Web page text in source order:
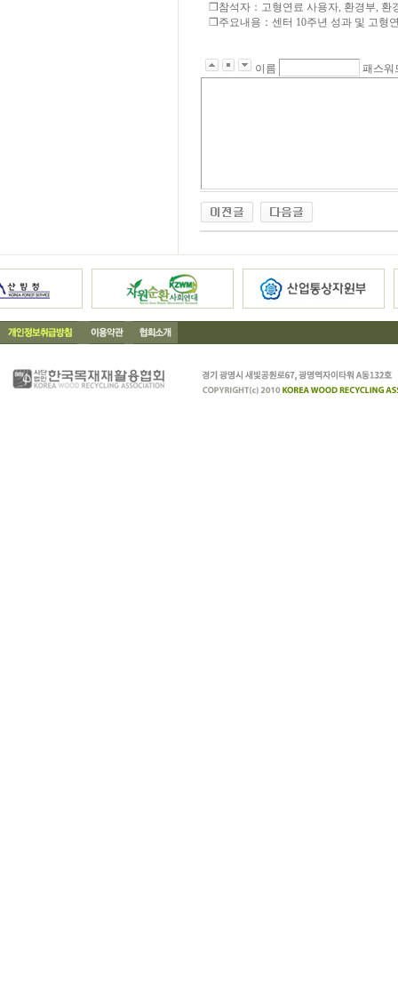
❒참석자：고형연료 사용자, 환경부, 환
❒주요내용：센터 10주년 성과 및 고형
이름 패스